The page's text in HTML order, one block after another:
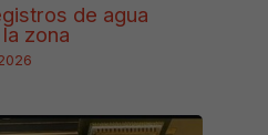
de agua
zona